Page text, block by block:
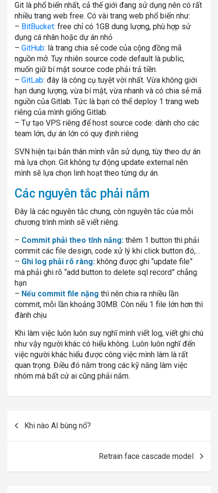
Git là phổ biến nhất, cả thế giới đang sử dụng nên có rất
nhiều trang web free. Có vài trang web phổ biến như:
– BitBucket: free chỉ có 1GB dung lượng, phù hợp sử
dụng cá nhân hoặc dự án nhỏ
– GitHub: là trang chia sẻ code của cộng đồng mã
nguồn mở. Tuy nhiên source code default là public,
muốn giữ bí mật source code phải trả tiền.
– GitLab: đây là công cụ tuyệt vời nhất. Vừa không giới
hạn dung lượng, vừa bí mật, vừa nhanh và có chia sẻ mã
nguồn của Gitlab. Tức là bạn có thể deploy 1 trang web
riêng của mình giống Gitlab.
– Tự tạo VPS riêng để host source code: dành cho các
team lớn, dự án lớn có quy định riêng
SVN hiện tại bản thân mình vẫn sử dụng, tùy theo dự án
mà lựa chọn. Git không tự động update external nên
mình sẽ lựa chọn linh hoạt theo từng dự án.
Các nguyên tắc phải nắm
Đây là các nguyên tắc chung, còn nguyên tắc của mỗi
chương trình mình sẽ viết riêng.
– Commit phải theo tính năng: thêm 1 button thì phải
commit các file design, code xử lý khi click button đó,…
– Ghi log phải rõ ràng: không được ghi “update file”
mà phải ghi rõ “add button to delete sql record” chẳng
hạn
– Nếu commit file nặng thì nên chia ra nhiều lần
commit, mỗi lần khoảng 30MB. Còn nếu 1 file lớn hơn thì
đành chịu
Khi làm việc luôn luôn suy nghĩ mình viết log, viết ghi chú
như vậy người khác có hiểu không. Luôn luôn nghĩ đến
việc người khác hiểu được công việc mình làm là rất
quan trọng. Điều đó nằm trong các kỹ năng làm việc
nhóm mà bất cứ ai cũng phải nắm.
navigation
Khi nào AI bùng nổ?
Retrain face cascade model